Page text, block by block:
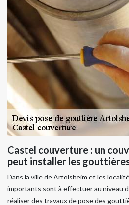
Castel couverture : un
peut installer les
Dans la ville de Artolsheim et les
importants sont à effectuer au niveau
réaliser des travaux de pose des